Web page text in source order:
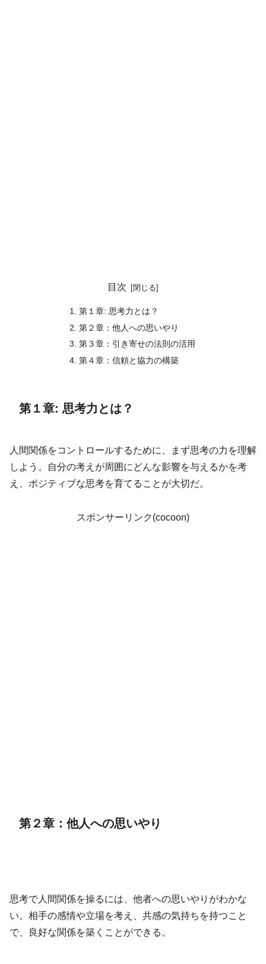
目次
第１章: 思考力とは？
第２章：他人への思いやり
第３章：引き寄せの法則の活用
第４章：信頼と協力の構築
第１章: 思考力とは？
人間関係をコントロールするために、まず思考の力を理解
しよう。自分の考えが周囲にどんな影響を与えるかを考
え、ポジティブな思考を育てることが大切だ。
スポンサーリンク(cocoon)
第２章：他人への思いやり
思考で人間関係を操るには、他者への思いやりがわかな
い。相手の感情や立場を考え、共感の気持ちを持つこと
で、良好な関係を築くことができる。